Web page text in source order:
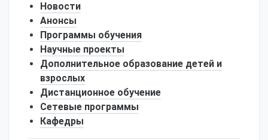
Новости
Анонсы
Программы обучения
Научные проекты
Дополнительное образование детей и
взрослых
Дистанционное обучение
Сетевые программы
Кафедры